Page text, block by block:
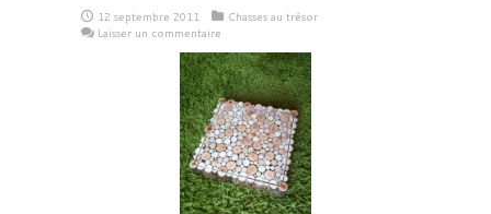
12 septembre 2011
Chasses au trésor
Laisser un commentaire